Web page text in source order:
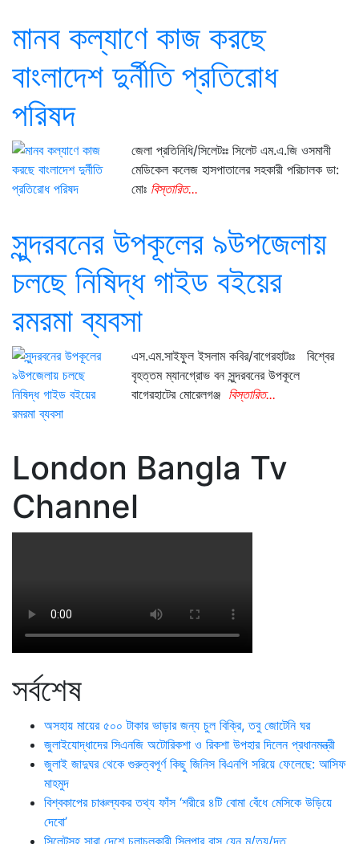
মানব কল্যাণে কাজ করছে
বাংলাদেশ দুর্নীতি প্রতিরোধ
পরিষদ
জেলা প্রতিনিধি/সিলেটঃঃ সিলেট এম.এ.জি ওসমানী
মেডিকেল কলেজ হাসপাতালের সহকারী পরিচালক ডা:
মোঃ বিস্তারিত...
সুন্দরবনের উপকূলের ৯উপজেলায়
চলছে নিষিদ্ধ গাইড বইয়ের
রমরমা ব্যবসা
এস.এম.সাইফুল ইসলাম কবির/বাগেরহাটঃঃ বিশ্বের
বৃহত্তম ম্যানগ্রোভ বন সুন্দরবনের উপকূলে
বাগেরহাটের মোরেলগঞ্জ বিস্তারিত...
London Bangla Tv
Channel
সর্বশেষ
অসহায় মায়ের ৫০০ টাকার ভাড়ার জন্য চুল বিক্রি, তবু জোটেনি ঘর
জুলাইযোদ্ধাদের সিএনজি অটোরিকশা ও রিকশা উপহার দিলেন প্রধানমন্ত্রী
জুলাই জাদুঘর থেকে গুরুত্বপূর্ণ কিছু জিনিস বিএনপি সরিয়ে ফেলেছে: আসিফ
মাহমুদ
বিশ্বকাপের চাঞ্চল্যকর তথ্য ফাঁস ‘শরীরে ৪টি বোমা বেঁধে মেসিকে উড়িয়ে
দেবো’
সিলেটসহ সারা দেশে চলাচলকারী স্লিপার বাস যেন মৃ/ত্যু/দূত